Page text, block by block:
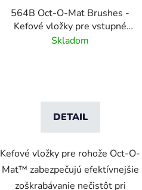
564B Oct-O-Mat Brushes -
Kefové vložky pre vstupné
rohožové systémy
Skladom
DETAIL
Kefové vložky pre rohože Oct-O-
Mat™ zabezpečujú efektívnejšie
zoškrabávanie nečistôt pri